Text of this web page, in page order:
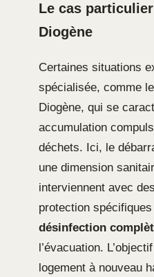
Le cas
Diogène
Certaines situations
spécialisée, comme
Diogène, qui se
accumulation
déchets. Ici, le
une dimension
interviennent avec
protection
désinfection
l’évacuation.
logement à nouveau